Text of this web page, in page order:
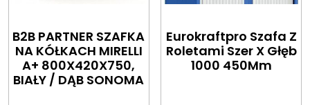
B2B PARTNER SZAFKA
NA KÓŁKACH MIRELLI
A+ 800X420X750,
BIAŁY / DĄB SONOMA
Eurokraftpro Szafa Z
Roletami Szer X Głęb
1000 450Mm